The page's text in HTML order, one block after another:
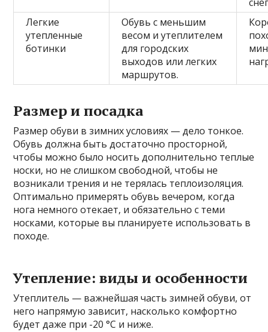
Легкие
утепленные
ботинки
Обувь с меньшим
весом и утеплителем
для городских
выходов или легких
маршрутов.
Размер и посадка
Размер обуви в зимних условиях — дело тонкое.
Обувь должна быть достаточно просторной,
чтобы можно было носить дополнительно теплые
носки, но не слишком свободной, чтобы не
возникали трения и не терялась теплоизоляция.
Оптимально примерять обувь вечером, когда
нога немного отекает, и обязательно с теми
носками, которые вы планируете использовать в
походе.
Утепление: виды и особенности
Утеплитель — важнейшая часть зимней обуви, от
него напрямую зависит, насколько комфортно
будет даже при -20 °C и ниже.